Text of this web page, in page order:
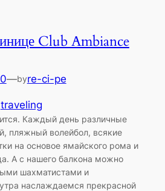
Club Ambiance
—byre-ci-pe
traveling
Каждый день различные
пляжный волейбол, всякие
на основое ямайского рома и
А с нашего балкона можно
шахматистами и
наслаждаемся прекрасной